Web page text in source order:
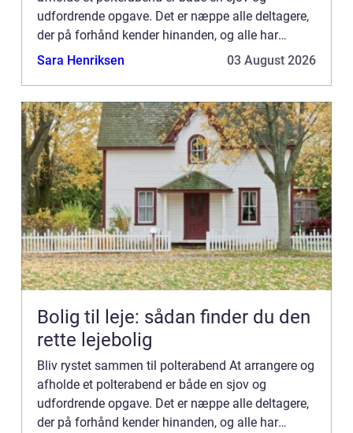
udfordrende opgave. Det er næppe alle deltagere,
der på forhånd kender hinanden, og alle har
sikkert forskellige interesser og ønsker for dagen.
Sara Henriksen 03 August 2026
Bolig til leje: sådan finder du den
rette lejebolig
Bliv rystet sammen til polterabend At arrangere og
afholde et polterabend er både en sjov og
udfordrende opgave. Det er næppe alle deltagere,
der på forhånd kender hinanden, og alle har